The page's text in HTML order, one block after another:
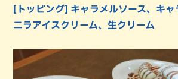
[トッピング] キャラメルソース、キ
ニラアイスクリーム、生クリーム